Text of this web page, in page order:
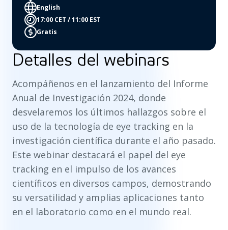
English
17:00 CET / 11:00 EST
Gratis
Detalles del webinars
Acompáñenos en el lanzamiento del Informe
Anual de Investigación 2024, donde
desvelaremos los últimos hallazgos sobre el
uso de la tecnología de eye tracking en la
investigación científica durante el año pasado.
Este webinar destacará el papel del eye
tracking en el impulso de los avances
científicos en diversos campos, demostrando
su versatilidad y amplias aplicaciones tanto
en el laboratorio como en el mundo real.